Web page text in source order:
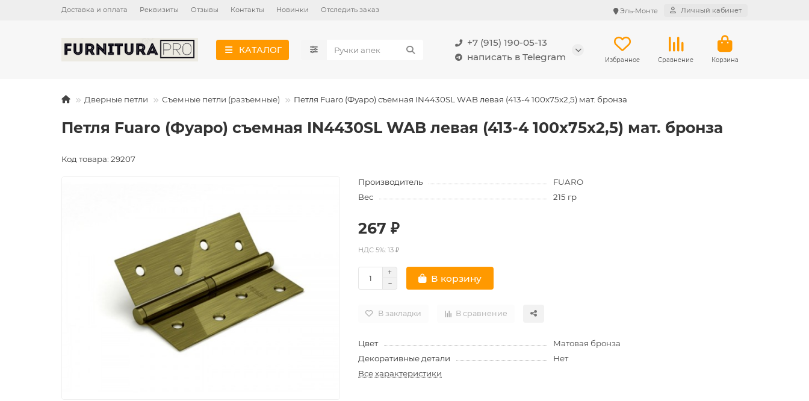
Доставка и оплата Реквизиты Отзывы Контакты Новинки Отследить заказ Эль-Монте Личный кабинет
КАТАЛОГ
+7 (915) 190-05-13
написать в Telegram
Избранное Сравнение Корзина
Дверные петли Съемные петли (разъемные) Петля Fuaro (Фуаро) съемная IN4430SL WAB левая (413-4 100x75x2,5) мат. бронза
Петля Fuaro (Фуаро) съемная IN4430SL WAB левая (413-4 100x75x2,5) мат. бронза
Код товара: 29207
Производитель
FUARO
Вес
215 гр
267 ₽
НДС 5%: 13 ₽
В корзину
В закладки В сравнение
Цвет
Матовая бронза
Декоративные детали
Нет
Все характеристики